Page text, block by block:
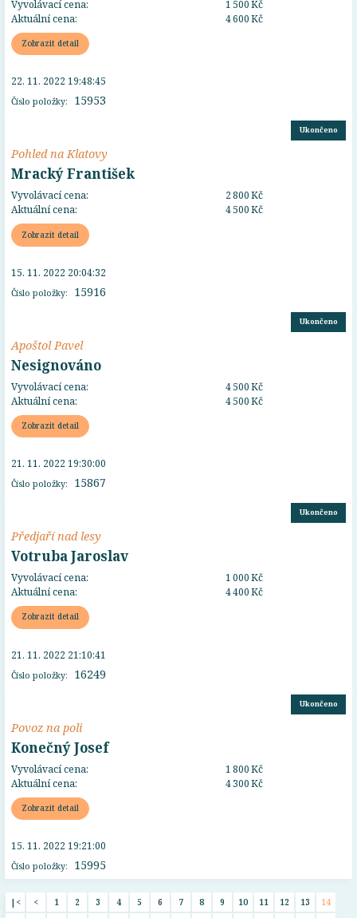
Vyvolávací cena:
1 500 Kč
Aktuální cena:
4 600 Kč
Zobrazit detail
Číslo položky: 15953
22. 11. 2022 19:48:45
Ukončeno
Pohled na Klatovy
Mracký František
Vyvolávací cena:
2 800 Kč
Aktuální cena:
4 500 Kč
Zobrazit detail
Číslo položky: 15916
15. 11. 2022 20:04:32
Ukončeno
Apoštol Pavel
Nesignováno
Vyvolávací cena:
4 500 Kč
Aktuální cena:
4 500 Kč
Zobrazit detail
Číslo položky: 15867
21. 11. 2022 19:30:00
Ukončeno
Předjaří nad lesy
Votruba Jaroslav
Vyvolávací cena:
1 000 Kč
Aktuální cena:
4 400 Kč
Zobrazit detail
Číslo položky: 16249
21. 11. 2022 21:10:41
Ukončeno
Povoz na poli
Konečný Josef
Vyvolávací cena:
1 800 Kč
Aktuální cena:
4 300 Kč
Zobrazit detail
Číslo položky: 15995
15. 11. 2022 19:21:00
|< < 1 2 3 4 5 6 7 8 9 10 11 12 13
14